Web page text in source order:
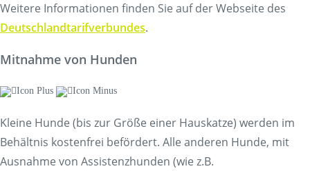
Weitere Informationen finden Sie auf der Webseite des
Deutschlandtarifverbundes.
Mitnahme von Hunden
Kleine Hunde (bis zur Größe einer Hauskatze) werden im
Behältnis kostenfrei befördert. Alle anderen Hunde, mit
Ausnahme von Assistenzhunden (wie z.B.